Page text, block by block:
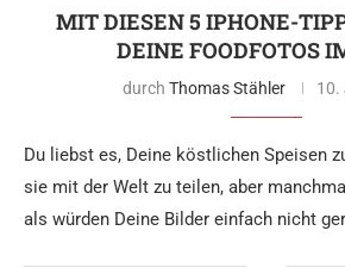
MIT DIESEN 5 IPHONE-
DEINE FOODFOTOS
durch Thomas Stähler 10.
Du liebst es, Deine köstlichen Speisen
sie mit der Welt zu teilen, aber
als würden Deine Bilder einfach nicht